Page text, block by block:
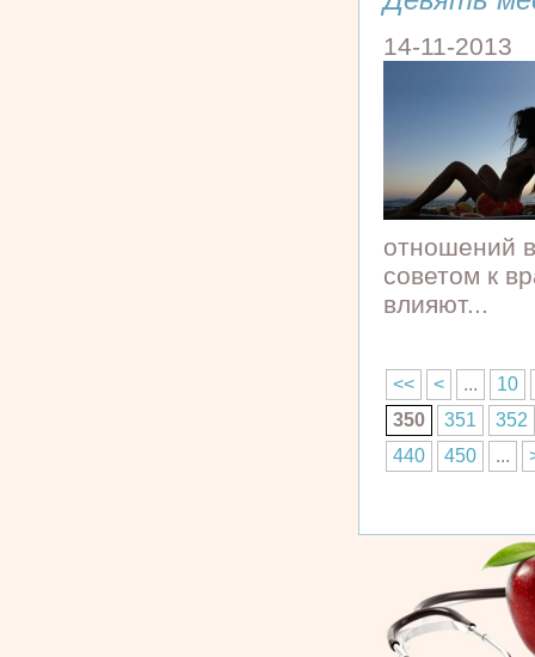
14-11-2013
отношений
советом к
влияют...
<< < ...
10
350
351
352
440
450 ...